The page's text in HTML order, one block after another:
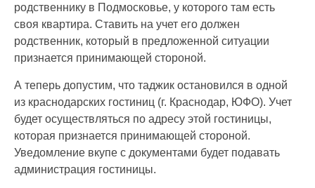
родственнику в Подмосковье, у которого там есть
своя квартира. Ставить на учет его должен
родственник, который в предложенной ситуации
признается принимающей стороной.
А теперь допустим, что таджик остановился в одной
из краснодарских гостиниц (г. Краснодар, ЮФО). Учет
будет осуществляться по адресу этой гостиницы,
которая признается принимающей стороной.
Уведомление вкупе с документами будет подавать
администрация гостиницы.